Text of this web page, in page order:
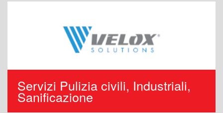
Servizi Pulizia civili, Industriali,
Sanificazione